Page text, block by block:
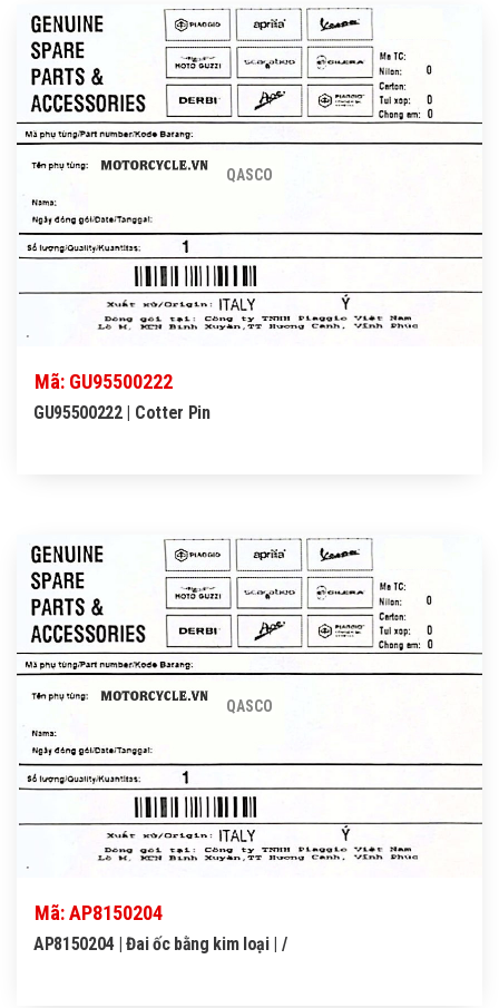
QASCO
Mã: GU95500222
GU95500222 | Cotter Pin
QASCO
Mã: AP8150204
AP8150204 | Đai ốc bằng kim loại | /